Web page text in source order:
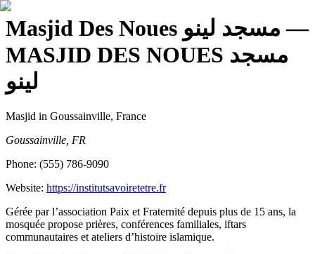
Masjid Des Noues مسجد لينو —
MASJID DES NOUES مسجد
لينو
Masjid in Goussainville, France
Goussainville, FR
Phone: (555) 786-9090
Website: https://institutsavoiretetre.fr
Gérée par l’association Paix et Fraternité depuis plus de 15 ans, la
mosquée propose prières, conférences familiales, iftars
communautaires et ateliers d’histoire islamique.